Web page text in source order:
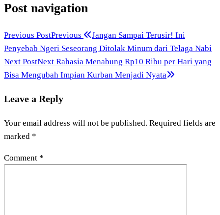
Post navigation
Previous PostPrevious
Jangan Sampai Terusir! Ini
Penyebab Ngeri Seseorang Ditolak Minum dari Telaga Nabi
Next PostNext Rahasia Menabung Rp10 Ribu per Hari yang
Bisa Mengubah Impian Kurban Menjadi Nyata
Leave a Reply
Your email address will not be published. Required fields are
marked *
Comment *